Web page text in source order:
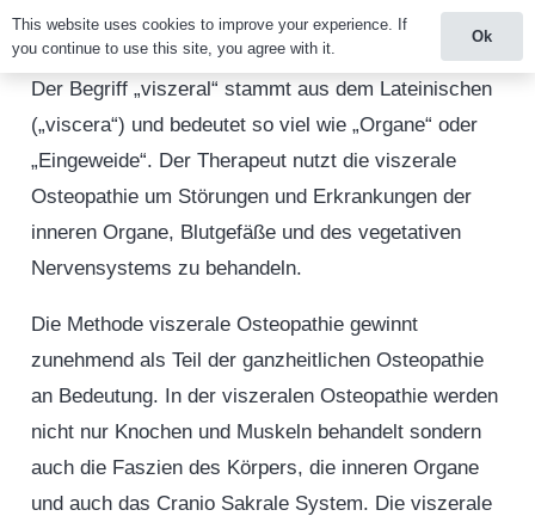
Der Begriff „viszeral“ stammt aus dem Lateinischen
(„viscera“) und bedeutet so viel wie „Organe“ oder
„Eingeweide“. Der Therapeut nutzt die viszerale
Osteopathie um Störungen und Erkrankungen der
inneren Organe, Blutgefäße und des vegetativen
Nervensystems zu behandeln.
Die Methode viszerale Osteopathie gewinnt
zunehmend als Teil der ganzheitlichen Osteopathie
an Bedeutung. In der viszeralen Osteopathie werden
nicht nur Knochen und Muskeln behandelt sondern
auch die Faszien des Körpers, die inneren Organe
und auch das Cranio Sakrale System. Die viszerale
This website uses cookies to improve your experience. If
you continue to use this site, you agree with it.
Ok